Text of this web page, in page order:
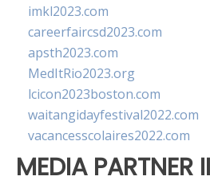
imkl2023.com
careerfaircsd2023.com
apsth2023.com
MedItRio2023.org
lcicon2023boston.com
waitangidayfestival2022.com
vacancesscolaires2022.com
MEDIA PARTNER II